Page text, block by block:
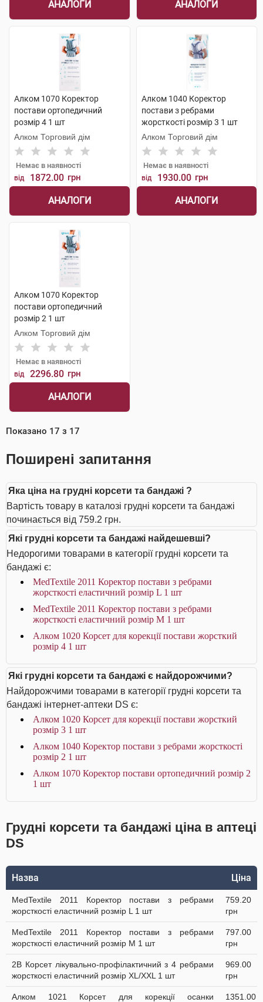
АНАЛОГИ АНАЛОГИ
Алком 1070 Коректор
постави ортопедичний
розмір 4 1 шт
Алком Торговий дім
Немає в наявності
від 1872.00 грн
АНАЛОГИ
Алком 1040 Коректор
постави з ребрами
жорсткості розмір 3 1 шт
Алком Торговий дім
Немає в наявності
від 1930.00 грн
АНАЛОГИ
Алком 1070 Коректор
постави ортопедичний
розмір 2 1 шт
Алком Торговий дім
Немає в наявності
від 2296.80 грн
АНАЛОГИ
Показано 17 з 17
Поширені запитання
Яка ціна на грудні корсети та бандажі ?
Вартість товару в каталозі грудні корсети та бандажі
починається від 759.2 грн.
Які грудні корсети та бандажі найдешевші?
Недорогими товарами в категорії грудні корсети та
бандажі є:
MedTextile 2011 Коректор постави з ребрами
жорсткості еластичний розмір L 1 шт
MedTextile 2011 Коректор постави з ребрами
жорсткості еластичний розмір М 1 шт
Алком 1020 Корсет для корекції постави жорсткий
розмір 4 1 шт
Які грудні корсети та бандажі є найдорожчими?
Найдорожчими товарами в категорії грудні корсети та
бандажі інтернет-аптеки DS є:
Алком 1020 Корсет для корекції постави жорсткий
розмір 3 1 шт
Алком 1040 Коректор постави з ребрами жорсткості
розмір 2 1 шт
Алком 1070 Коректор постави ортопедичний розмір 2
1 шт
Грудні корсети та бандажі ціна в аптеці
DS
Назва Ціна
MedTextile 2011 Коректор постави з ребрами
жорсткості еластичний розмір L 1 шт
759.20
грн
MedTextile 2011 Коректор постави з ребрами
жорсткості еластичний розмір М 1 шт
797.00
грн
2B Корсет лікувально-профілактичний з 4 ребрами
жорсткості еластичний розмір XL/XXL 1 шт
969.00
грн
Алком 1021 Корсет для корекції осанки
1351.00